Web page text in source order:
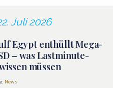
Juli 2026
Egypt enthüllt Mega-
– was Lastminute-
müssen
News